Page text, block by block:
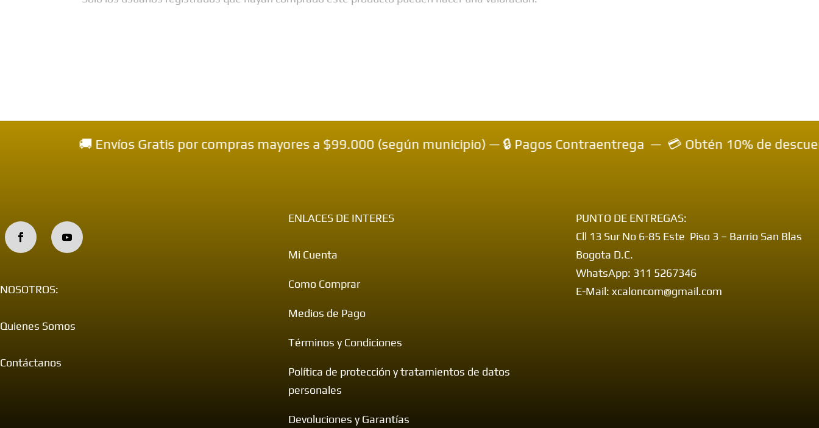
🚚 Envíos Gratis por compras mayores a $99.000 (según municipio) — 🔒 Pagos Contraentrega — 💳 Obtén 10% de
NOSOTROS:
Quienes Somos
Contáctanos
ENLACES DE INTERES
Mi Cuenta
Como Comprar
Medios de Pago
Términos y Condiciones
Política de protección y tratamientos de datos
personales
Devoluciones y Garantías
PUNTO DE ENTREGAS:
Cll 13 Sur No 6-85 Este Piso 3 – Barrio San Blas
Bogota D.C.
WhatsApp: 311 5267346
E-Mail: xcaloncom@gmail.com